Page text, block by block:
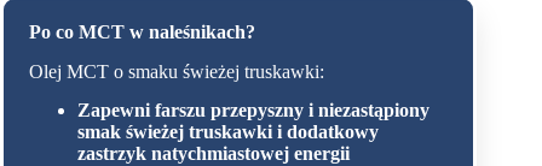
Po co MCT w naleśnikach?
Olej MCT o smaku świeżej truskawki:
Zapewni farszu przepyszny i niezastąpiony
smak świeżej truskawki i dodatkowy
zastrzyk natychmiastowej energii